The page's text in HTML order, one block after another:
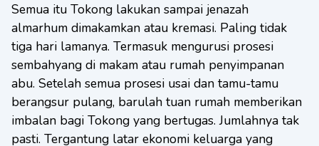
Semua itu Tokong lakukan sampai jenazah
almarhum dimakamkan atau kremasi. Paling tidak
tiga hari lamanya. Termasuk mengurusi prosesi
sembahyang di makam atau rumah penyimpanan
abu. Setelah semua prosesi usai dan tamu-tamu
berangsur pulang, barulah tuan rumah memberikan
imbalan bagi Tokong yang bertugas. Jumlahnya tak
pasti. Tergantung latar ekonomi keluarga yang